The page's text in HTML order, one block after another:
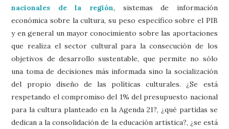
nacionales de la región, sistemas de información
económica sobre la cultura, su peso específico sobre el PIB
y en general un mayor conocimiento sobre las aportaciones
que realiza el sector cultural para la consecución de los
objetivos de desarrollo sustentable, que permite no sólo
una toma de decisiones más informada sino la socialización
del propio diseño de las políticas culturales. ¿Se está
respetando el compromiso del 1% del presupuesto nacional
para la cultura planteado en la Agenda 21?, ¿qué partidas se
dedican a la consolidación de la educación artística?, ¿se está